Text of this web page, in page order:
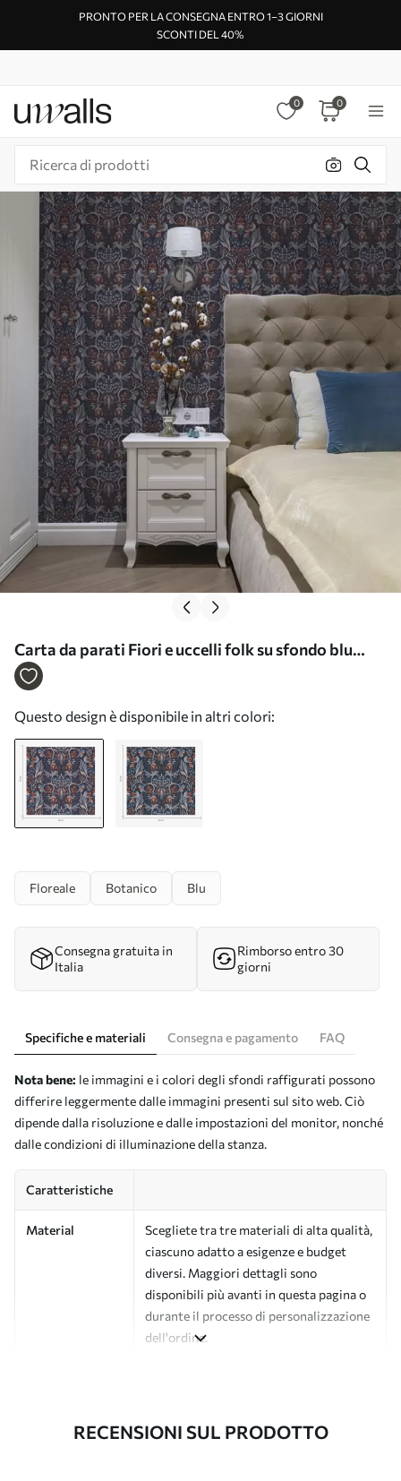
PRONTO PER LA CONSEGNA ENTRO 1–3 GIORNI
SCONTI DEL 40%
0 0
Carta da parati Fiori e uccelli folk su sfondo blu
scuro Nr. a00502
Questo design è disponibile in altri colori:
Floreale Botanico Blu
Consegna gratuita in
Italia
Rimborso entro 30
giorni
Specifiche e materiali Consegna e pagamento FAQ
Nota bene: le immagini e i colori degli sfondi raffigurati possono
differire leggermente dalle immagini presenti sul sito web. Ciò
dipende dalla risoluzione e dalle impostazioni del monitor, nonché
dalle condizioni di illuminazione della stanza.
Caratteristiche
Material
Scegliete tra tre materiali di alta qualità,
ciascuno adatto a esigenze e budget
diversi. Maggiori dettagli sono
disponibili più avanti in questa pagina o
durante il processo di personalizzazione
dell'ordine.
RECENSIONI SUL PRODOTTO